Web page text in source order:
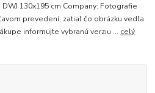
130x195 cm Company: Fotografie
prevedení, zatiaľ čo obrázku vedľa
informujte vybranú verziu ... celý